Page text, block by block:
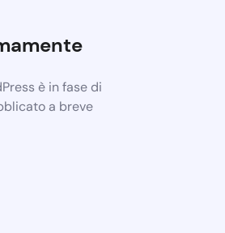
è in fase di
a breve